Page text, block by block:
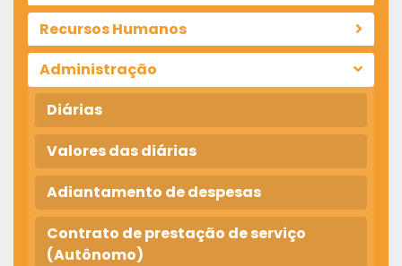
Recursos Humanos
Administração
Diárias
Valores das diárias
Adiantamento de despesas
Contrato de prestação de serviço
(Autônomo)